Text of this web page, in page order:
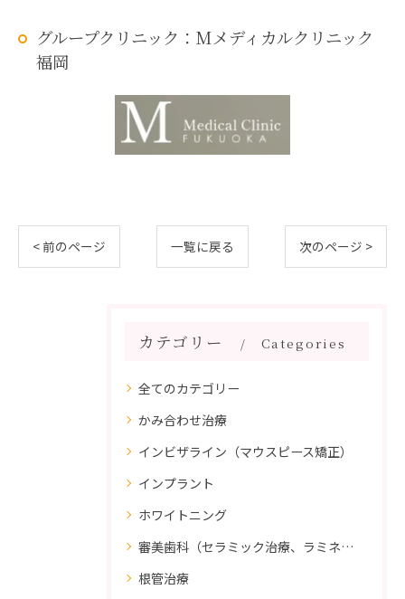
グループクリニック：Mメディカルクリニック
福岡
< 前のページ 一覧に戻る 次のページ >
カテゴリー Categories
全てのカテゴリー
かみ合わせ治療
インビザライン（マウスピース矯正）
インプラント
ホワイトニング
審美歯科（セラミック治療、ラミネートべニア、ダイレクトボンディング）
根管治療